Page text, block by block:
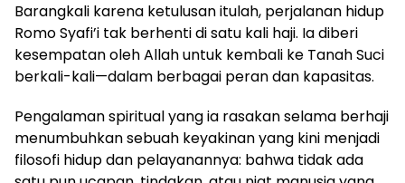
Barangkali karena ketulusan itulah, perjalanan hidup
Romo Syafi’i tak berhenti di satu kali haji. Ia diberi
kesempatan oleh Allah untuk kembali ke Tanah Suci
berkali-kali—dalam berbagai peran dan kapasitas.
Pengalaman spiritual yang ia rasakan selama berhaji
menumbuhkan sebuah keyakinan yang kini menjadi
filosofi hidup dan pelayanannya: bahwa tidak ada